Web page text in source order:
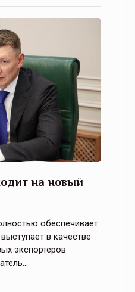
на новый
обеспечивает
в качестве
экспортеров